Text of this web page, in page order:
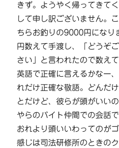
きず。ようやく帰ってきて
して申し訳ございません。
ちらお釣りの9000円になり
円数えて手渡し、「どうぞ
さい」と言われたので数え
英語で正確に言えるかなー
れだけ正確な敬語。どんだ
とだけど、彼らが頭がいい
やらのバイト仲間での会話
おれより頭いいわってのが
感じは司法研修所のときの